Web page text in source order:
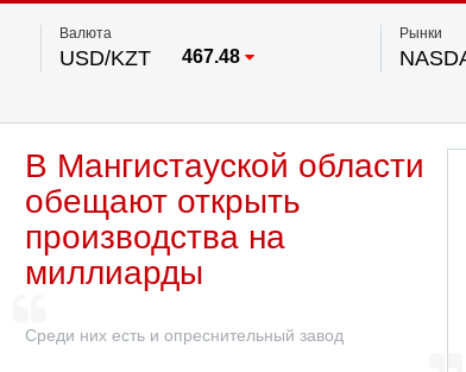
Валюта
USD/KZT 467.48
Рынки
FTSE
S&P
В Мангистауской области
обещают открыть
производства на
миллиарды
Среди них есть и опреснительный завод